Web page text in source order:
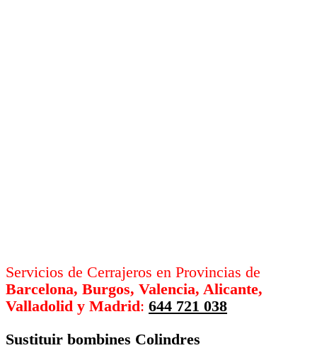
Servicios de Cerrajeros en Provincias de
Barcelona, Burgos, Valencia, Alicante,
Valladolid y Madrid: 644 721 038
Sustituir bombines Colindres